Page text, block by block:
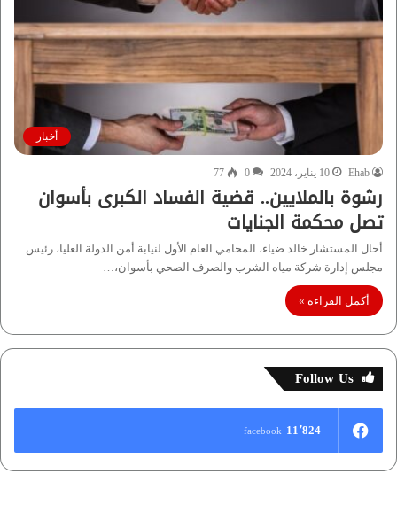
أخبار
Ehab 10 يناير، 2024 0
77
رشوة بالملايين.. قضية الفساد الكبرى بأسوان
تصل محكمة الجنايات
أحال المستشار خالد ضياء، المحامي العام الأول لنيابة أمن الدولة العليا، رئيس
مجلس إدارة شركة مياه الشرب والصرف الصحي بأسوان،…
أكمل القراءة »
Follow Us
11٬824 facebook